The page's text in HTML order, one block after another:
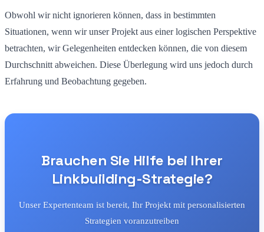
Obwohl wir nicht ignorieren können, dass in bestimmten
Situationen, wenn wir unser Projekt aus einer logischen Perspektive
betrachten, wir Gelegenheiten entdecken können, die von diesem
Durchschnitt abweichen. Diese Überlegung wird uns jedoch durch
Erfahrung und Beobachtung gegeben.
Brauchen Sie Hilfe bei Ihrer
Linkbuilding-Strategie?
Unser Expertenteam ist bereit, Ihr Projekt mit personalisierten
Strategien voranzutreiben